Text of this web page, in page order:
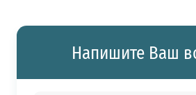
Напишите Ваш